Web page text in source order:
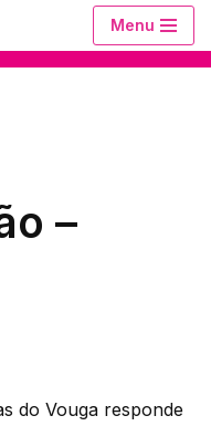
Menu
–
do Vouga responde